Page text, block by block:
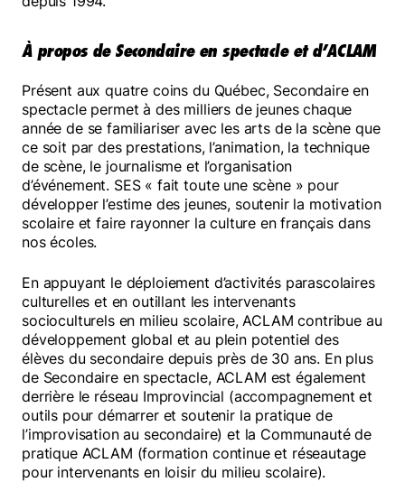
À propos de Secondaire en spectacle et d’ACLAM
Présent aux quatre coins du Québec, Secondaire en
spectacle permet à des milliers de jeunes chaque
année de se familiariser avec les arts de la scène que
ce soit par des prestations, l’animation, la technique
de scène, le journalisme et l’organisation
d’événement. SES « fait toute une scène » pour
développer l’estime des jeunes, soutenir la motivation
scolaire et faire rayonner la culture en français dans
nos écoles.
En appuyant le déploiement d’activités parascolaires
culturelles et en outillant les intervenants
socioculturels en milieu scolaire, ACLAM contribue au
développement global et au plein potentiel des
élèves du secondaire depuis près de 30 ans. En plus
de Secondaire en spectacle, ACLAM est également
derrière le réseau Improvincial (accompagnement et
outils pour démarrer et soutenir la pratique de
l’improvisation au secondaire) et la Communauté de
pratique ACLAM (formation continue et réseautage
pour intervenants en loisir du milieu scolaire).